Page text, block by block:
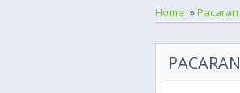
Home »Pacaran
PACARAN